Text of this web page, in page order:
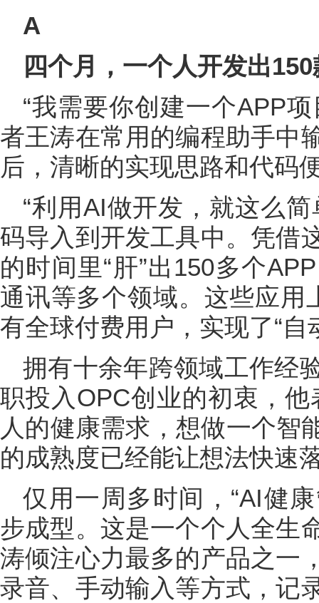
A
四个月，一个人开发出
“我需要你创建一个APP
者王涛在常用的编程助手中
后，清晰的实现思路和代码
“利用AI做开发，就这么
码导入到开发工具中。凭借
的时间里“肝”出150多个
通讯等多个领域。这些应用
有全球付费用户，实现了“自
拥有十余年跨领域工作经
职投入OPC创业的初衷，
人的健康需求，想做一个智
的成熟度已经能让想法快速
仅用一周多时间，“AI健
步成型。这是一个个人全生
涛倾注心力最多的产品之一
录音、手动输入等方式，记